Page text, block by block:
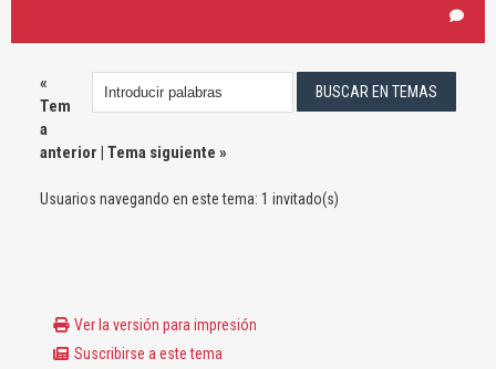
«
Tem
a
anterior | Tema siguiente »
Usuarios navegando en este tema: 1 invitado(s)
Ver la versión para impresión
Suscribirse a este tema